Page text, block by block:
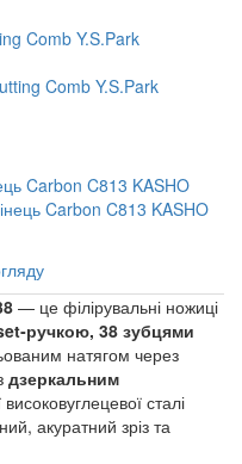
Comb Y.S.Park
Carbon C813 KASHO
— це філірувальні ножиці
38 зубцями
натягом через
дзеркальним
сталі
акуратний зріз та